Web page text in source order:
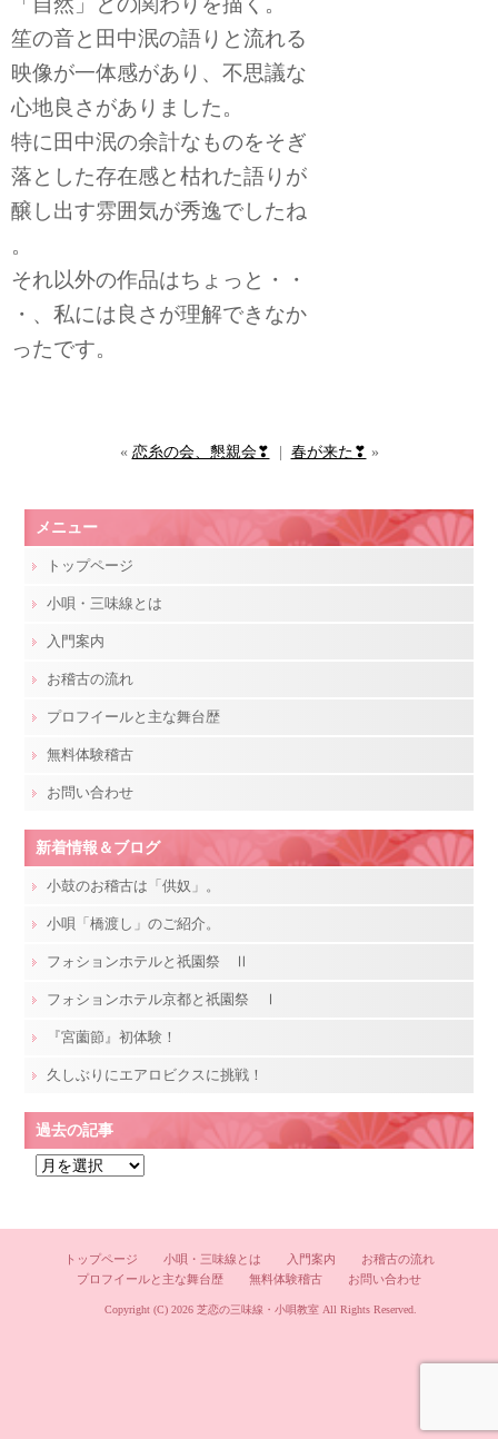
笙の音と田中泯の語りと流れる
映像が一体感があり、不思議な
心地良さがありました。
特に田中泯の余計なものをそぎ
落とした存在感と枯れた語りが
醸し出す雰囲気が秀逸でしたね
。
それ以外の作品はちょっと・・
・、私には良さが理解できなか
ったです。
« 恋糸の会、懇親会❣ 春が来た❣ »
メニュー
トップページ
小唄・三味線とは
入門案内
お稽古の流れ
プロフイールと主な舞台歴
無料体験稽古
お問い合わせ
新着情報＆ブログ
小鼓のお稽古は「供奴」。
小唄「橋渡し」のご紹介。
フォションホテルと祇園祭 Ⅱ
フォションホテル京都と祇園祭 Ⅰ
『宮薗節』初体験！
久しぶりにエアロビクスに挑戦！
過去の記事
トップページ 小唄・三味線とは 入門案内
お稽古の流れ
プロフイールと主な舞台歴
無料体験稽古 お問い合わせ
Copyright (C) 2026 芝恋の三味線・小唄教室All Rights Reserved.